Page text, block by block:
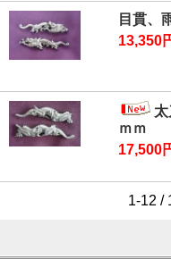
目貫、
13,350
ｍｍ
17,500
1-12 /